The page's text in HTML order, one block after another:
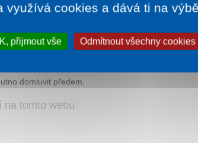
Wi-Fi, úschovna kol nebo lyží zdarma,
ceny zapůjčení elektrokol.
domluvit předem.
na tomto webu
využívá cookies a dává ti na
přijmout vše Odmítnout všechny cookies